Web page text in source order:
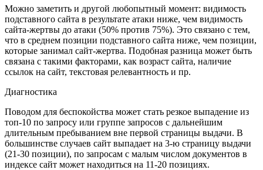
Можно заметить и другой любопытный момент: видимость
подставного сайта в результате атаки ниже, чем видимость
сайта-жертвы до атаки (50% против 75%). Это связано с тем,
что в среднем позиции подставного сайта ниже, чем позиции,
которые занимал сайт-жертва. Подобная разница может быть
связана с такими факторами, как возраст сайта, наличие
ссылок на сайт, текстовая релевантность и пр.
Диагностика
Поводом для беспокойства может стать резкое выпадение из
топ-10 по запросу или группе запросов с дальнейшим
длительным пребыванием вне первой страницы выдачи. В
большинстве случаев сайт выпадает на 3-ю страницу выдачи
(21-30 позиции), по запросам с малым числом документов в
индексе сайт может находиться на 11-20 позициях.